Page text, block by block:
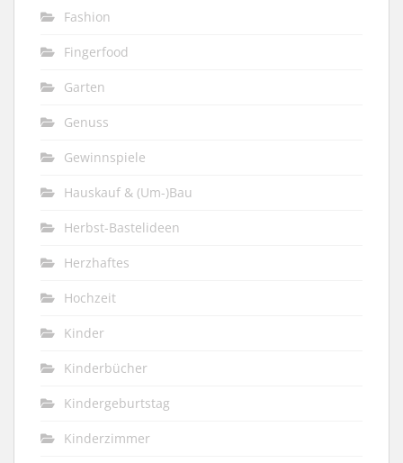
Fashion
Fingerfood
Garten
Genuss
Gewinnspiele
Hauskauf & (Um-)Bau
Herbst-Bastelideen
Herzhaftes
Hochzeit
Kinder
Kinderbücher
Kindergeburtstag
Kinderzimmer